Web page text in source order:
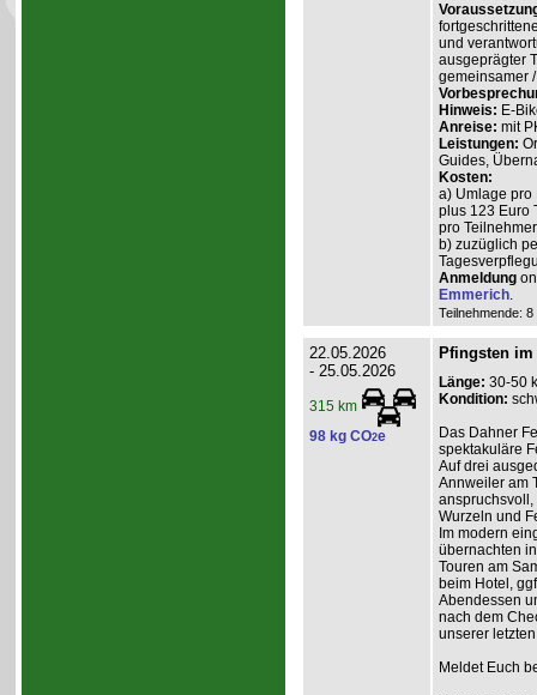
und
ausgeprägter
gemeinsamer
Hinweis: E-
Anreise: mit
Leistungen:
Guides,
Kosten:
a) Umlage pro
plus 123 Euro
pro
b) zuzüglich
Anmeldung
Emmerich.
Teilnehmende:
22.05.2026
- 25.05.2026
315 km
98 kg CO2e
Pfingsten im
Länge: 30-50
Kondition:
Das Dahner
spektakuläre
Auf drei
Annweiler am
Wurzeln und
Im modern
übernachten
Touren am
beim Hotel,
Abendessen
nach dem
unserer
Meldet Euch